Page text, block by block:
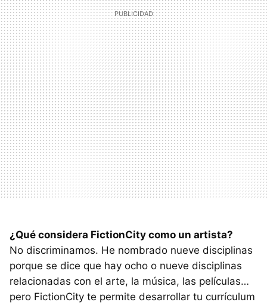
¿Qué considera FictionCity como un artista?
No discriminamos. He nombrado nueve disciplinas
porque se dice que hay ocho o nueve disciplinas
relacionadas con el arte, la música, las películas…
pero FictionCity te permite desarrollar tu currículum